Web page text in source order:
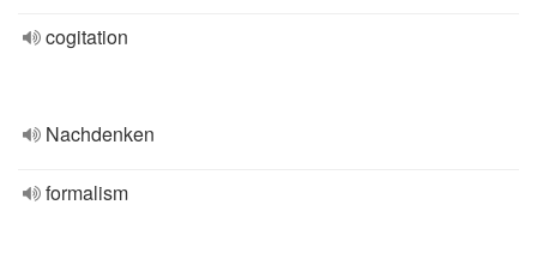
cogitation
Nachdenken
formalism